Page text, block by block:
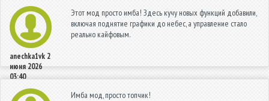
anechka1vk 2
июня 2026
03:40
Этот мод просто имба! Здесь кучу новых функций добавили,
включая поднятие графики до небес, а управление стало
реально кайфовым.
Имба мод, просто топчик!